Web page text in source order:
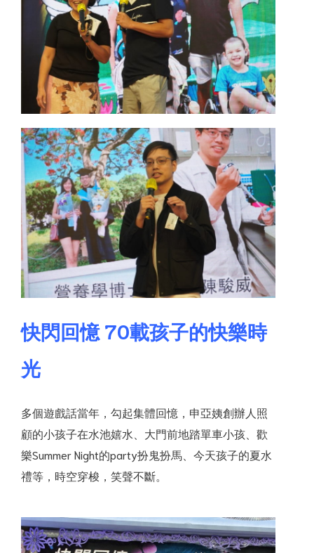
快閃回憶 70載孩子的快樂時
光
多個遊戲話當年，勾起集體回憶，申亞姨創辦人照
顧的小孩子在水池嬉水、大門前地踏單車小孩、歡
樂Summer Night的party扮鬼扮馬、今天孩子的夏水
禮等，時空穿梭，笑聲不斷。